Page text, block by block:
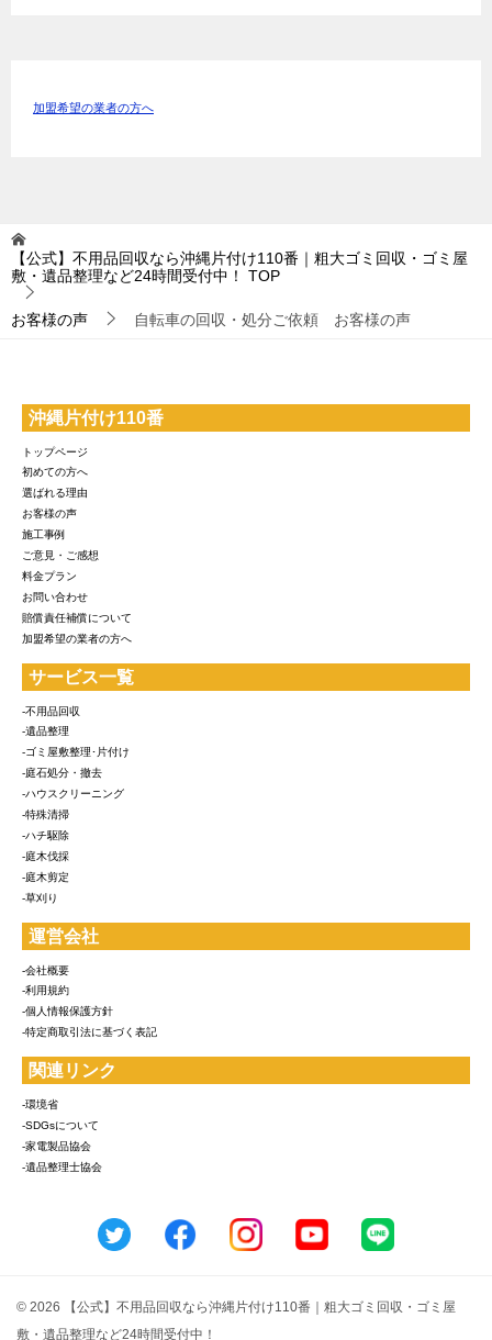
加盟希望の業者の方へ
【公式】不用品回収なら沖縄片付け110番｜粗大ゴミ回収・ゴミ屋
敷・遺品整理など24時間受付中！
TOP
お客様の声 自転車の回収・処分ご依頼 お客様の声
沖縄片付け110番
トップページ
初めての方へ
選ばれる理由
お客様の声
施工事例
ご意見・ご感想
料金プラン
お問い合わせ
賠償責任補償について
加盟希望の業者の方へ
サービス一覧
-不用品回収
-遺品整理
-ゴミ屋敷整理･片付け
-庭石処分・撤去
-ハウスクリーニング
-特殊清掃
-ハチ駆除
-庭木伐採
-庭木剪定
-草刈り
運営会社
-会社概要
-利用規約
-個人情報保護方針
-特定商取引法に基づく表記
関連リンク
-環境省
-SDGsについて
-家電製品協会
-遺品整理士協会
© 2026 【公式】不用品回収なら沖縄片付け110番｜粗大ゴミ回収・ゴミ屋
敷・遺品整理など24時間受付中！